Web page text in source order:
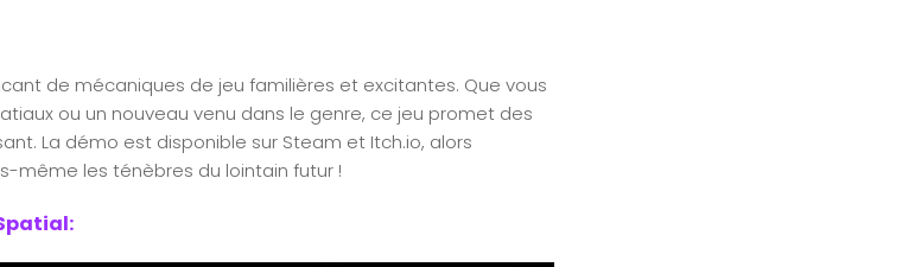
de mécaniques de jeu familières et excitantes. Que vous
ou un nouveau venu dans le genre, ce jeu promet des
La démo est disponible sur Steam et Itch.io, alors
même les ténèbres du lointain futur !